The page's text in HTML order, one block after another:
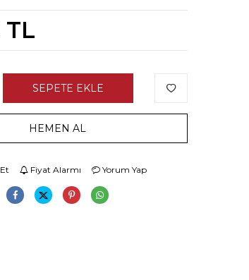
TL
SEPETE EKLE
HEMEN AL
Fiyat Alarmı Yorum Yap